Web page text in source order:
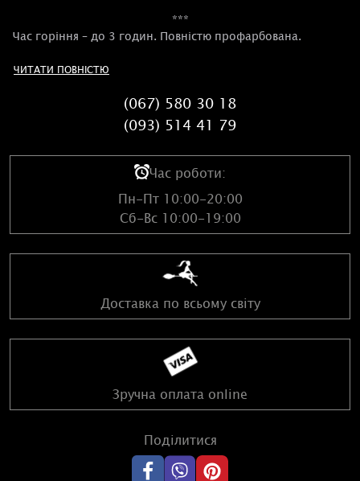
***
Час горіння – до 3 годин. Повністю профарбована.
Якщо ви не впевнені у виборі кольору відповідно до цілей
ЧИТАТИ ПОВНІСТЮ
(067) 580 30 18
(093) 514 41 79
Час роботи:
Пн-Пт 10:00-20:00
Сб-Вс 10:00-19:00
Доставка по всьому світу
Зручна оплата online
Поділитися